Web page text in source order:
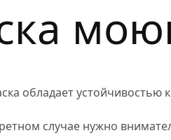
обладает устойчивостью
случае нужно